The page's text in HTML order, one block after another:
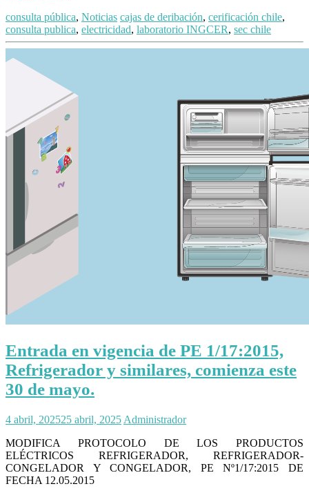
consulta pública, Noticias cajas de deribación, cerificación chile,
consulta publica, electricidad, laboratorio INGCER, sec chile
Entrada en vigencia de PE 1/17:2015,
Refrigerador y similares, comienza este
30 de mayo.
4 abril, 202525 abril, 2025 Administrador
MODIFICA PROTOCOLO DE LOS PRODUCTOS
ELÉCTRICOS REFRIGERADOR, REFRIGERADOR-
CONGELADOR Y CONGELADOR, PE Nº1/17:2015 DE
FECHA 12.05.2015